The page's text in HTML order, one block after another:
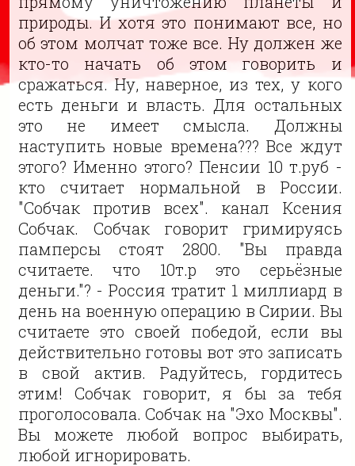
природы. И хотя это понимают все, но
об этом молчат тоже все. Ну должен же
кто-то начать об этом говорить и
сражаться. Ну, наверное, из тех, у кого
есть деньги и власть. Для остальных
это не имеет смысла. Должны
наступить новые времена??? Все ждут
этого? Именно этого? Пенсии 10 т.руб -
кто считает нормальной в России.
"Собчак против всех". канал Ксения
Собчак. Собчак говорит гримируясь
памперсы стоят 2800. "Вы правда
считаете. что 10т.р это серьёзные
деньги."? - Россия тратит 1 миллиард в
день на военную операцию в Сирии. Вы
считаете это своей победой, если вы
действительно готовы вот это записать
в свой актив. Радуйтесь, гордитесь
этим! Собчак говорит, я бы за тебя
проголосовала. Собчак на "Эхо Москвы".
Вы можете любой вопрос выбирать,
любой игнорировать.